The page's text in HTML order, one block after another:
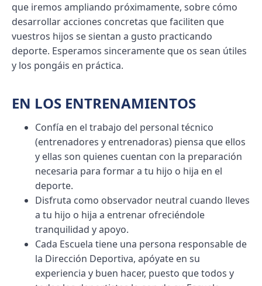
que iremos ampliando próximamente, sobre cómo
desarrollar acciones concretas que faciliten que
vuestros hijos se sientan a gusto practicando
deporte. Esperamos sinceramente que os sean útiles
y los pongáis en práctica.
EN LOS ENTRENAMIENTOS
Confía en el trabajo del personal técnico
(entrenadores y entrenadoras) piensa que ellos
y ellas son quienes cuentan con la preparación
necesaria para formar a tu hijo o hija en el
deporte.
Disfruta como observador neutral cuando lleves
a tu hijo o hija a entrenar ofreciéndole
tranquilidad y apoyo.
Cada Escuela tiene una persona responsable de
la Dirección Deportiva, apóyate en su
experiencia y buen hacer, puesto que todos y